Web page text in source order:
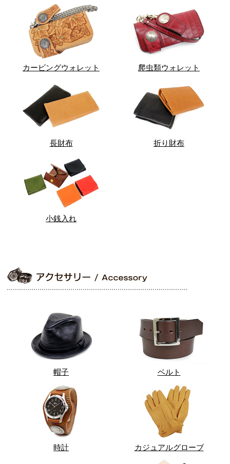
カービングウォレット 爬虫類ウォレット
長財布 折り財布
小銭入れ
帽子 ベルト
時計 カジュアルグローブ